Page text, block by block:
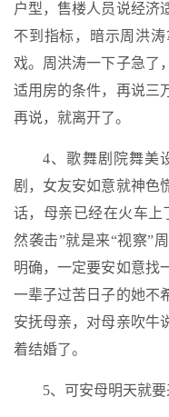
户型，售楼人员说经济
不到指标，暗示周洪
戏。周洪涛一下子急了
适用房的条件，再说三
再说，就离开了。
4、歌舞剧院舞美
剧，女友安如意就神色
话，母亲已经在火车上
然袭击”就是来“视察”
明确，一定要安如意找
一辈子过苦日子的她不
安抚母亲，对母亲吹牛
着结婚了。
5、可安母明天就